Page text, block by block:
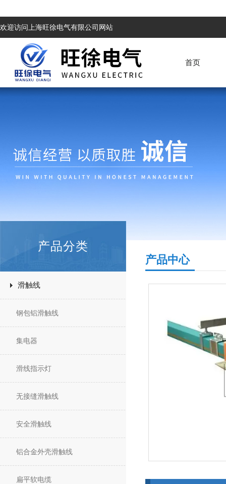
欢迎访问上海旺徐电气有限公司网站
首页
产品分类
滑触线
钢包铝滑触线
集电器
滑线指示灯
无接缝滑触线
安全滑触线
铝合金外壳滑触线
扁平软电缆
产品中心